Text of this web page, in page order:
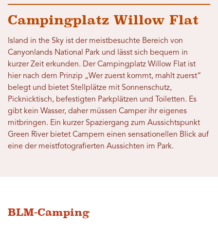
Campingplatz Willow Flat
Island in the Sky ist der meistbesuchte Bereich von
Canyonlands National Park und lässt sich bequem in
kurzer Zeit erkunden. Der Campingplatz Willow Flat ist
hier nach dem Prinzip „Wer zuerst kommt, mahlt zuerst“
belegt und bietet Stellplätze mit Sonnenschutz,
Picknicktisch, befestigten Parkplätzen und Toiletten. Es
gibt kein Wasser, daher müssen Camper ihr eigenes
mitbringen. Ein kurzer Spaziergang zum Aussichtspunkt
Green River bietet Campern einen sensationellen Blick auf
eine der meistfotografierten Aussichten im Park.
BLM-Camping